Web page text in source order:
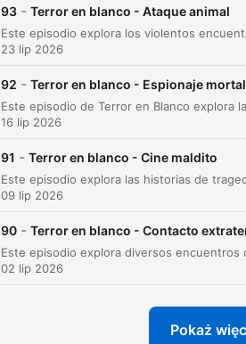
El culto de
00:39:22
Entrevista con
Milagros
00:53:42 Despedida de
00:54:33 Cierre de
Najważniejsze momenty
enviado un mensaje y
93 - Terror en blanco - Ataque animal
23 lip 2026
92 - Terror en blanco - Espionaje mortal
16 lip 2026
91 - Terror en blanco - Cine maldito
09 lip 2026
90 - Terror en blanco - Contacto
02 lip 2026
Pokaż